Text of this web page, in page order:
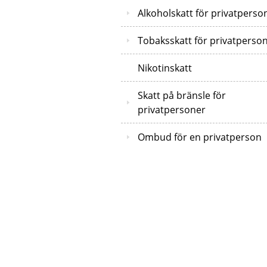
Alkoholskatt för
Tobaksskatt för
Nikotinskatt
Skatt på bränsle för
privatpersoner
Ombud för en privatperson